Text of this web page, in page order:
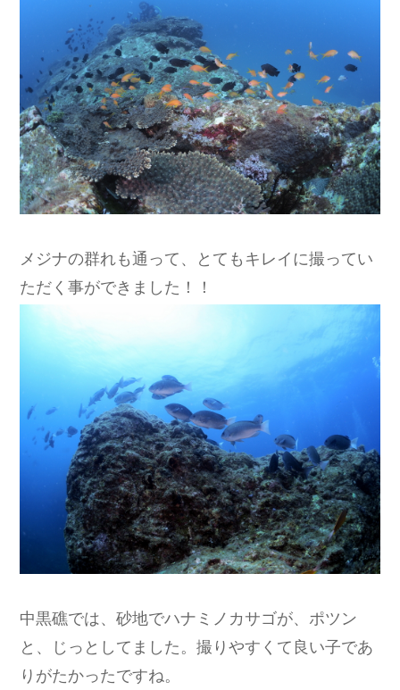
メジナの群れも通って、とてもキレイに撮ってい
ただく事ができました！！
中黒礁では、砂地でハナミノカサゴが、ポツン
と、じっとしてました。撮りやすくて良い子であ
りがたかったですね。